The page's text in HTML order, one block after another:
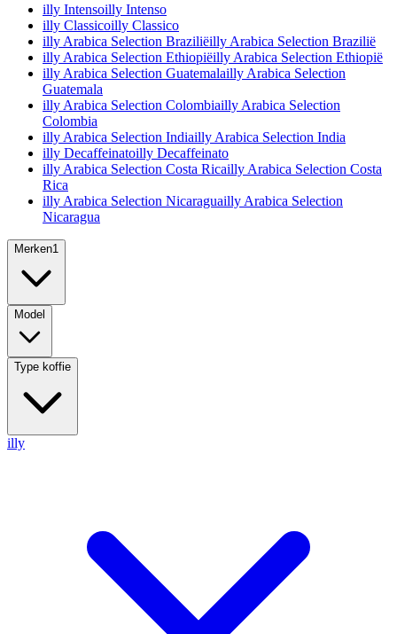
illy Intensoilly Intenso
illy Classicoilly Classico
illy Arabica Selection Braziliëilly Arabica Selection Brazilië
illy Arabica Selection Ethiopiëilly Arabica Selection Ethiopië
illy Arabica Selection Guatemalailly Arabica Selection
Guatemala
illy Arabica Selection Colombiailly Arabica Selection
Colombia
illy Arabica Selection Indiailly Arabica Selection India
illy Decaffeinatoilly Decaffeinato
illy Arabica Selection Costa Ricailly Arabica Selection Costa
Rica
illy Arabica Selection Nicaraguailly Arabica Selection
Nicaragua
Merken1
Model
Type koffie
illy